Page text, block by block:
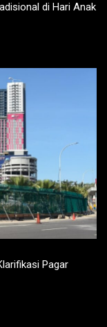
di Hari Anak
Pagar